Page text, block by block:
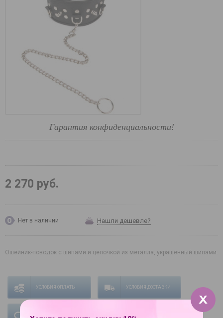
Гарантия конфиденциальности!
2 270 руб.
Нет в наличии Нашли дешевле?
Ошейник-поводок с шипами и цепочкой из металла, украшенный шипами.
УСЛОВИЯ ОПЛАТЫ УСЛОВИЯ ДОСТАВКИ